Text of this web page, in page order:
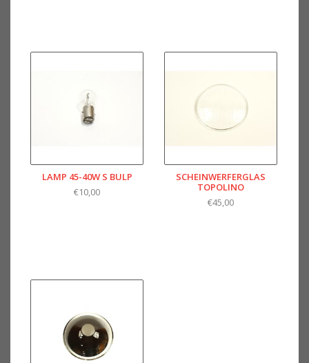
LAMP 45-40W S BULP
€10,00
SCHEINWERFERGLAS
TOPOLINO
€45,00